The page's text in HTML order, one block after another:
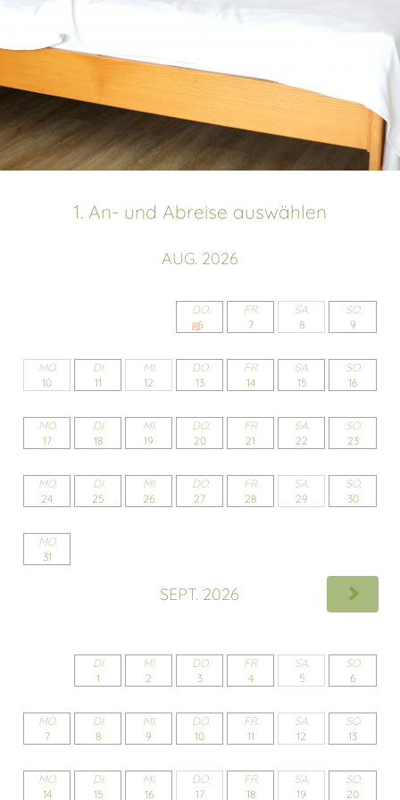
1. An- und Abreise auswählen
AUG. 2026
DO.
6
FR.
7
SA.
8
SO.
9
MO.
10
DI.
11
MI.
12
DO.
13
FR.
14
SA.
15
SO.
16
MO.
17
DI.
18
MI.
19
DO.
20
FR.
21
SA.
22
SO.
23
MO.
24
DI.
25
MI.
26
DO.
27
FR.
28
SA.
29
SO.
30
MO.
31
SEPT. 2026
DI.
1
MI.
2
DO.
3
FR.
4
SA.
5
SO.
6
MO.
7
DI.
8
MI.
9
DO.
10
FR.
11
SA.
12
SO.
13
MO.
14
DI.
15
MI.
16
DO.
17
FR.
18
SA.
19
SO.
20